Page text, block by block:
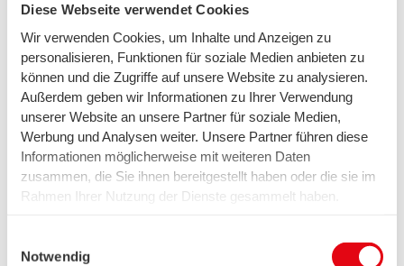
Diese Webseite verwendet Cookies
Wir verwenden Cookies, um Inhalte und Anzeigen zu
personalisieren, Funktionen für soziale Medien anbieten zu
können und die Zugriffe auf unsere Website zu analysieren.
Außerdem geben wir Informationen zu Ihrer Verwendung
unserer Website an unsere Partner für soziale Medien,
Werbung und Analysen weiter. Unsere Partner führen diese
Informationen möglicherweise mit weiteren Daten
zusammen, die Sie ihnen bereitgestellt haben oder die sie im
Rahmen Ihrer Nutzung der Dienste gesammelt haben.
existiert. Das birgt das Risiko des unbemerkten Zugriffs
Notwendig
Informationen zur
Stromkennzeichnung in Bremen
(0,09 MB)
Wichtige Informationen für swb-
Kunden in Bremen
(0,34 MB)
Ihr Ansprechpartner in Bremen